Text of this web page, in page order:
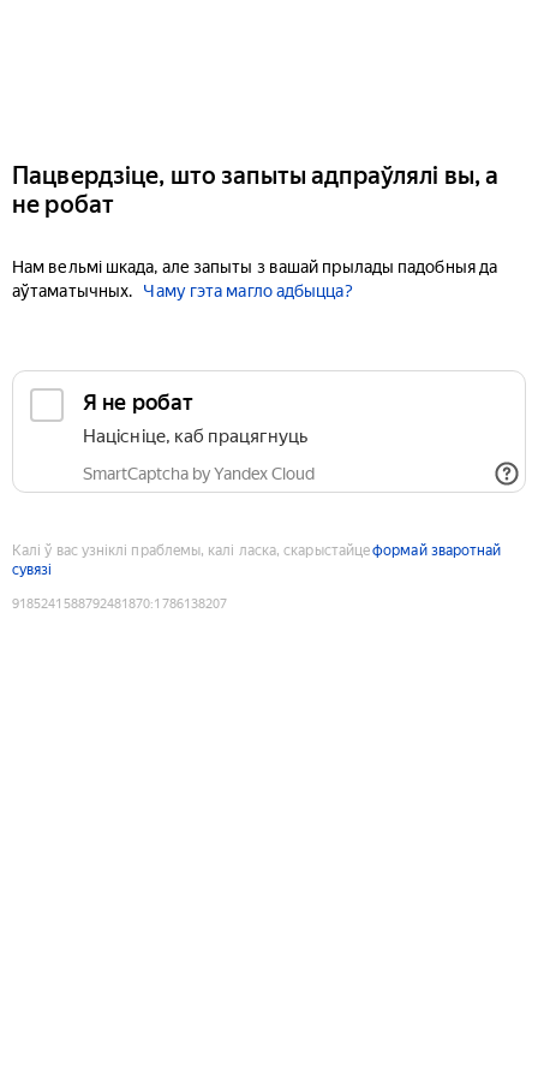
Пацвердзіце, што запыты адпраўлялі вы, а
не робат
Нам вельмі шкада, але запыты з вашай прылады падобныя да
аўтаматычных.
Чаму гэта магло адбыцца?
Я не робат
Націсніце, каб працягнуць
SmartCaptcha by Yandex Cloud
Калі ў вас узніклі праблемы, калі ласка, скарыстайцеформай зваротнай
сувязі
9185241588792481870:1786138207